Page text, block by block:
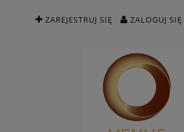
ZAREJESTRUJ SIĘ ZALOGUJ SIĘ